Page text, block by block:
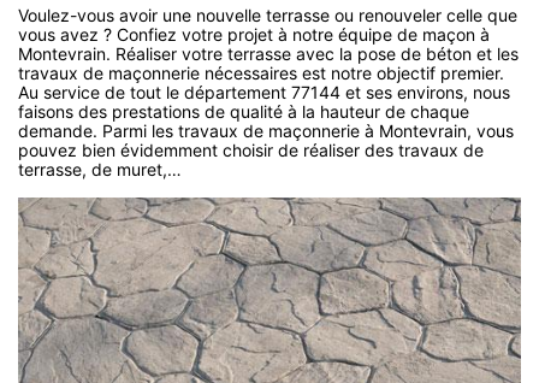
Voulez-vous avoir une nouvelle terrasse ou renouveler celle que
vous avez ? Confiez votre projet à notre équipe de maçon à
Montevrain. Réaliser votre terrasse avec la pose de béton et les
travaux de maçonnerie nécessaires est notre objectif premier.
Au service de tout le département 77144 et ses environs, nous
faisons des prestations de qualité à la hauteur de chaque
demande. Parmi les travaux de maçonnerie à Montevrain, vous
pouvez bien évidemment choisir de réaliser des travaux de
terrasse, de muret,…